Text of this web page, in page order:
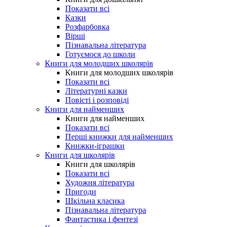
Показати всі
Казки
Розфарбовка
Вірші
Пізнавальна література
Готуємося до школи
Книги для молодших школярів
Книги для молодших школярів
Показати всі
Літературні казки
Повісті і розповіді
Книги для найменших
Книги для найменших
Показати всі
Перші книжки для найменших
Книжки-іграшки
Книги для школярів
Книги для школярів
Показати всі
Художня література
Пригоди
Шкільна класика
Пізнавальна література
Фантастика і фентезі